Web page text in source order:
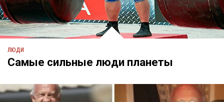
ЛЮДИ
Самые сильные люди планеты